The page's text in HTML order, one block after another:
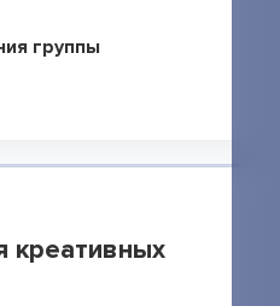
группы
креативных